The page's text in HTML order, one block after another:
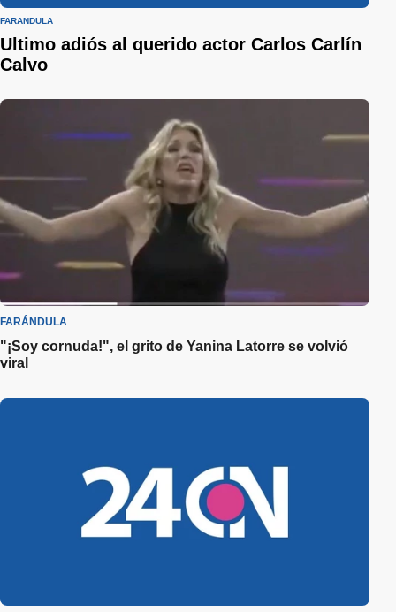
FARÁNDULA
Ultimo adiós al querido actor Carlos Carlín
Calvo
FARÁNDULA
"¡Soy cornuda!", el grito de Yanina Latorre se volvió
viral